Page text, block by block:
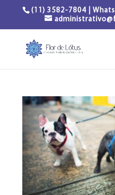
(11) 3582-7804 |